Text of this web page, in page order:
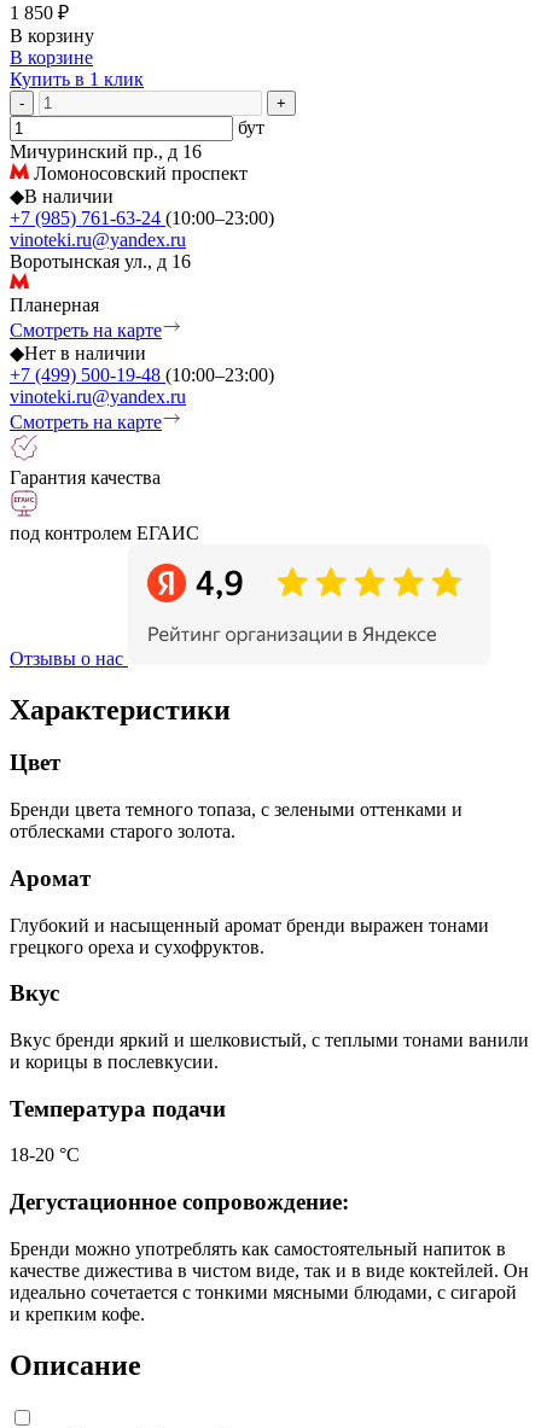
1 850 ₽
В корзину
В корзине
Купить в 1 клик
- +
бут
Мичуринский пр., д 16
Ломоносовский проспект
◆В наличии
+7 (985) 761-63-24 (10:00–23:00)
vinoteki.ru@yandex.ru
Воротынская ул., д 16
Планерная
Смотреть на карте
◆Нет в наличии
+7 (499) 500-19-48 (10:00–23:00)
vinoteki.ru@yandex.ru
Смотреть на карте
Гарантия качества
под контролем ЕГАИС
Отзывы о нас
Характеристики
Цвет
Бренди цвета темного топаза, с зелеными оттенками и
отблесками старого золота.
Аромат
Глубокий и насыщенный аромат бренди выражен тонами
грецкого ореха и сухофруктов.
Вкус
Вкус бренди яркий и шелковистый, с теплыми тонами ванили
и корицы в послевкусии.
Температура подачи
18-20 °С
Дегустационное сопровождение:
Бренди можно употреблять как самостоятельный напиток в
качестве дижестива в чистом виде, так и в виде коктейлей. Он
идеально сочетается с тонкими мясными блюдами, с сигарой
и крепким кофе.
Описание